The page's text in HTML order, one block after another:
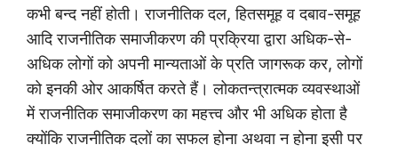
कभी बन्द नहीं होती। राजनीतिक दल, हितसमूह व दबाव-समूह
आदि राजनीतिक समाजीकरण की प्रक्रिया द्वारा अधिक-से-
अधिक लोगों को अपनी मान्यताओं के प्रति जागरूक कर, लोगों
को इनकी ओर आकर्षित करते हैं। लोकतन्त्रात्मक व्यवस्थाओं
में राजनीतिक समाजीकरण का महत्त्व और भी अधिक होता है
क्योंकि राजनीतिक दलों का सफल होना अथवा न होना इसी पर